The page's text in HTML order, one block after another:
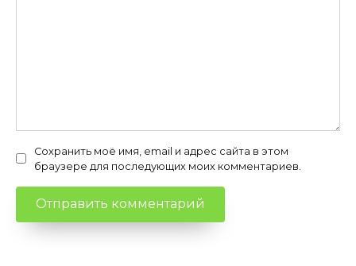
Сохранить моё имя, email и адрес сайта в этом
браузере для последующих моих комментариев.